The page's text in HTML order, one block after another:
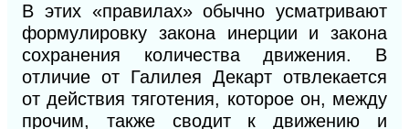
В этих «правилах» обычно усматривают
формулировку закона инерции и закона
сохранения количества движения. В
отличие от Галилея Декарт отвлекается
от действия тяготения, которое он, между
прочим, также сводит к движению и